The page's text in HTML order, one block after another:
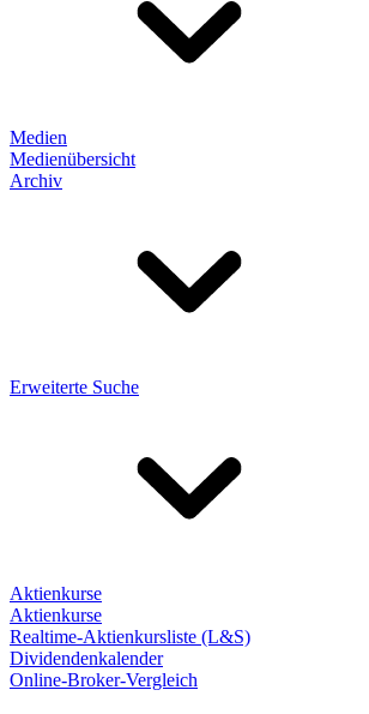
Medien
Medienübersicht
Archiv
Erweiterte Suche
Aktienkurse
Aktienkurse
Realtime-Aktienkursliste (L&S)
Dividendenkalender
Online-Broker-Vergleich